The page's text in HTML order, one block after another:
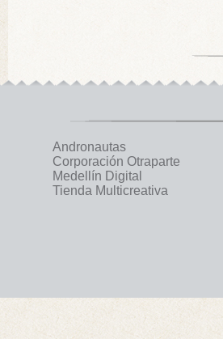
Andronautas
Corporación Otraparte
Medellín Digital
Tienda Multicreativa